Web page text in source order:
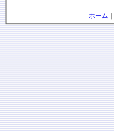
ホーム ｜